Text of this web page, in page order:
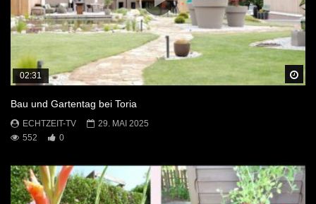
02:31
Bau und Gartentag bei Toria
ECHTZEIT-TV
29. MAI 2025
552
0